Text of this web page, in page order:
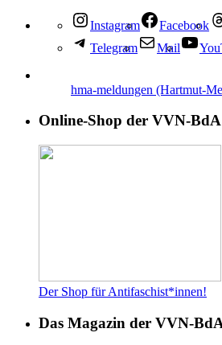
Instagram Facebook
Telegram
Mail
hma-meldungen (Hartmut-
Online-Shop der VVN-BdA
Der Shop für Antifaschist*innen!
Das Magazin der VVN-